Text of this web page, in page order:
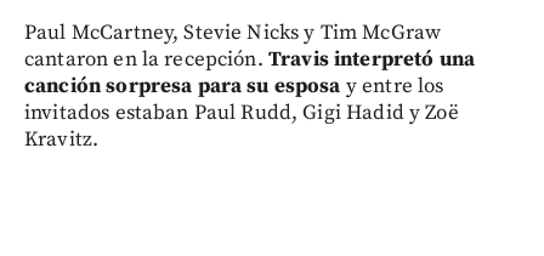
Paul McCartney, Stevie Nicks y Tim McGraw
cantaron en la recepción. Travis interpretó una
canción sorpresa para su esposa y entre los
invitados estaban Paul Rudd, Gigi Hadid y Zoë
Kravitz.